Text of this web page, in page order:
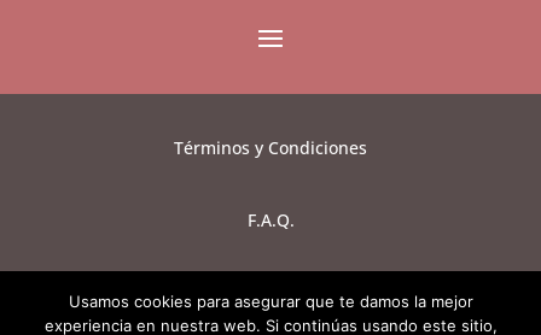
Términos y Condiciones
F.A.Q.
Aviso de Privacidad
Usamos cookies para asegurar que te damos la mejor
experiencia en nuestra web. Si continúas usando este sitio,